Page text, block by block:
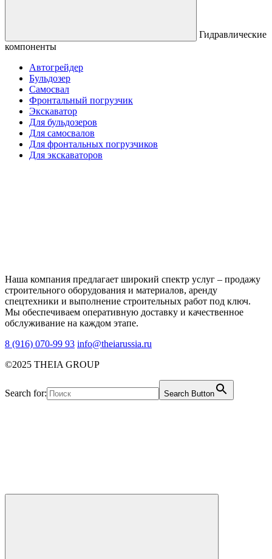
Гидравлические
компоненты
Автогрейдер
Бульдозер
Самосвал
Фронтальный погрузчик
Экскаватор
Для бульдозеров
Для самосвалов
Для фронтальных погрузчиков
Для экскаваторов
Наша компания предлагает широкий спектр услуг – продажу
строительного оборудования и материалов, аренду
спецтехники и выполнение строительных работ под ключ.
Мы обеспечиваем оперативную доставку и качественное
обслуживание на каждом этапе.
8 (916) 070-99 93 info@theiarussia.ru
©2025 THEIA GROUP
Search for: Search Button